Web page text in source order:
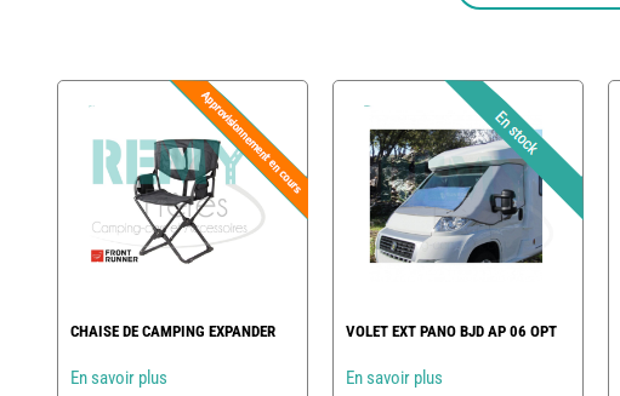
CHAISE DE CAMPING EXPANDER
En savoir plus
VOLET EXT PANO BJD AP 06 OPT
En savoir plus